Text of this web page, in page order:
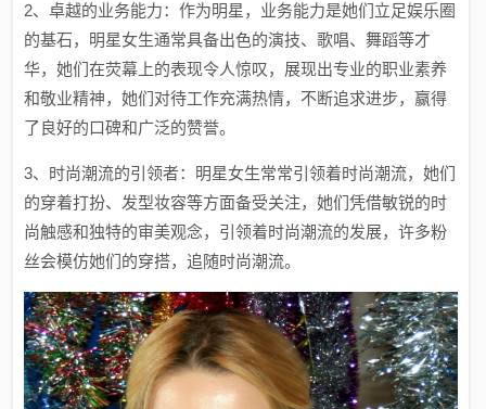
2、卓越的业务能力：作为明星，业务能力是她们立足娱乐圈
的基石，明星女生通常具备出色的演技、歌唱、舞蹈等才
华，她们在荧幕上的表现令人惊叹，展现出专业的职业素养
和敬业精神，她们对待工作充满热情，不断追求进步，赢得
了良好的口碑和广泛的赞誉。
3、时尚潮流的引领者：明星女生常常引领着时尚潮流，她们
的穿着打扮、发型妆容等方面备受关注，她们凭借敏锐的时
尚触感和独特的审美观念，引领着时尚潮流的发展，许多粉
丝会模仿她们的穿搭，追随时尚潮流。